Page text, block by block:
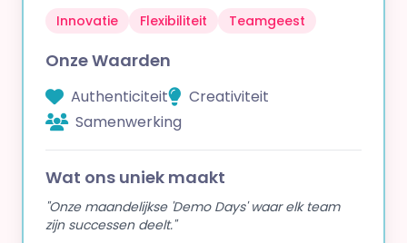
Innovatie Flexibiliteit Teamgeest
Onze Waarden
Authenticiteit
Creativiteit
Samenwerking
Wat ons uniek maakt
"Onze maandelijkse 'Demo Days' waar elk team
zijn successen deelt."